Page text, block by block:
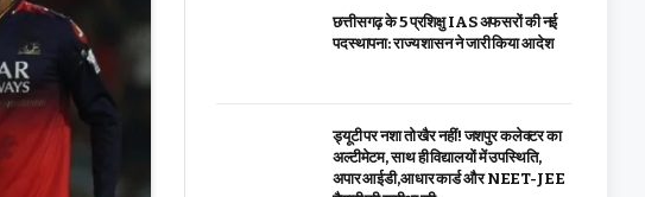
छत्तीसगढ़ के 5 प्रशिक्षु IAS अफसरों की नई
पदस्थापना: राज्य शासन ने जारी किया आदेश
ड्यूटी पर नशा तो खैर नहीं! जशपुर कलेक्टर का
अल्टीमेटम, साथ ही विद्यालयों में उपस्थिति,
अपार आईडी,आधार कार्ड और NEET-JEE